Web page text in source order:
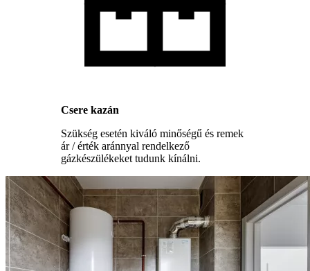
Csere kazán
Szükség esetén kiváló minőségű és remek
ár / érték aránnyal rendelkező
gázkészülékeket tudunk kínálni.